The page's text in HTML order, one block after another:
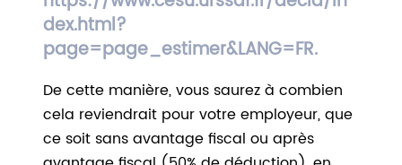
dex.html?
page=page_estimer&LANG=FR.
De cette manière, vous saurez à combien
cela reviendrait pour votre employeur, que
ce soit sans avantage fiscal ou après